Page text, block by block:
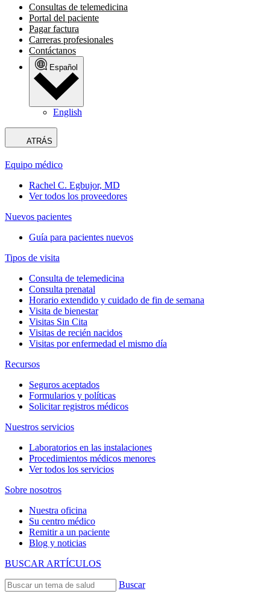
Consultas de telemedicina
Portal del paciente
Pagar factura
Carreras profesionales
Contáctanos
Español
English
ATRÁS
Equipo médico
Rachel C. Egbujor, MD
Ver todos los proveedores
Nuevos pacientes
Guía para pacientes nuevos
Tipos de visita
Consulta de telemedicina
Consulta prenatal
Horario extendido y cuidado de fin de semana
Visita de bienestar
Visitas Sin Cita
Visitas de recién nacidos
Visitas por enfermedad el mismo día
Recursos
Seguros aceptados
Formularios y políticas
Solicitar registros médicos
Nuestros servicios
Laboratorios en las instalaciones
Procedimientos médicos menores
Ver todos los servicios
Sobre nosotros
Nuestra oficina
Su centro médico
Remitir a un paciente
Blog y noticias
BUSCAR ARTÍCULOS
Buscar